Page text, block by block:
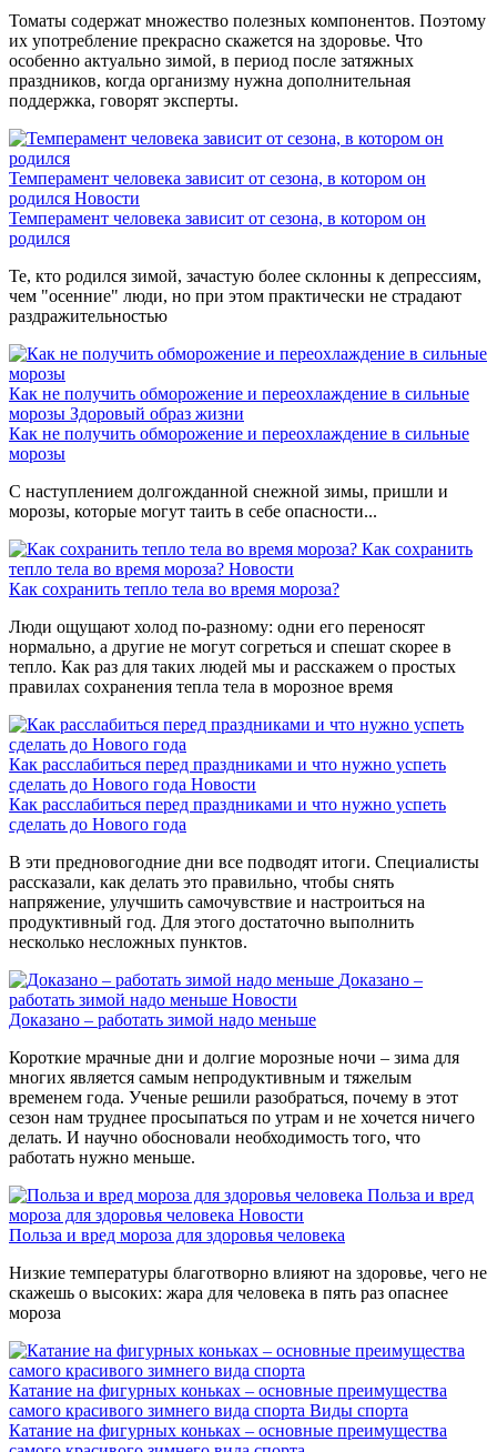
Томаты содержат множество полезных компонентов. Поэтому
их употребление прекрасно скажется на здоровье. Что
особенно актуально зимой, в период после затяжных
праздников, когда организму нужна дополнительная
поддержка, говорят эксперты.
Темперамент человека зависит от сезона, в котором он
родился Новости
Темперамент человека зависит от сезона, в котором он
родился
Те, кто родился зимой, зачастую более склонны к депрессиям,
чем "осенние" люди, но при этом практически не страдают
раздражительностью
Как не получить обморожение и переохлаждение в сильные
морозы Здоровый образ жизни
Как не получить обморожение и переохлаждение в сильные
морозы
С наступлением долгожданной снежной зимы, пришли и
морозы, которые могут таить в себе опасности...
Как сохранить
тепло тела во время мороза? Новости
Как сохранить тепло тела во время мороза?
Люди ощущают холод по-разному: одни его переносят
нормально, а другие не могут согреться и спешат скорее в
тепло. Как раз для таких людей мы и расскажем о простых
правилах сохранения тепла тела в морозное время
Как расслабиться перед праздниками и что нужно успеть
сделать до Нового года Новости
Как расслабиться перед праздниками и что нужно успеть
сделать до Нового года
В эти предновогодние дни все подводят итоги. Специалисты
рассказали, как делать это правильно, чтобы снять
напряжение, улучшить самочувствие и настроиться на
продуктивный год. Для этого достаточно выполнить
несколько несложных пунктов.
Доказано –
работать зимой надо меньше Новости
Доказано – работать зимой надо меньше
Короткие мрачные дни и долгие морозные ночи – зима для
многих является самым непродуктивным и тяжелым
временем года. Ученые решили разобраться, почему в этот
сезон нам труднее просыпаться по утрам и не хочется ничего
делать. И научно обосновали необходимость того, что
работать нужно меньше.
Польза и вред
мороза для здоровья человека Новости
Польза и вред мороза для здоровья человека
Низкие температуры благотворно влияют на здоровье, чего не
скажешь о высоких: жара для человека в пять раз опаснее
мороза
Катание на фигурных коньках – основные преимущества
самого красивого зимнего вида спорта Виды спорта
Катание на фигурных коньках – основные преимущества